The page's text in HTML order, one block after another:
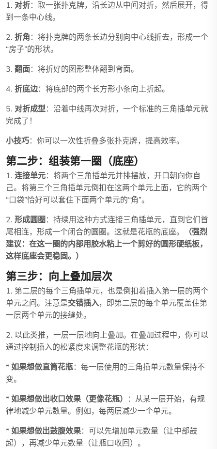
1. 对折：取一张扑克牌，沿长边从中间对折，然后展开，得
到一条中心线。
2. 折角：将扑克牌的两条长边分别向中心线折去，形成一个
“房子”的形状。
3. 翻面：将折好的图形整体翻到背面。
4. 折底边：将底部的两个长方形小条向上折起。
5. 对折成型：沿着中线再次对折，一个标准的三角插单元就
完成了！
小技巧：你可以一次性折叠多张扑克牌，提高效率。
第二步：组装第一圈（底座）
1. 连接单元：将两个三角插单元并排摆放，开口朝向你自
己。将第三个三角插单元倒扣在这两个单元上面，它的两个
“口袋”恰好可以套住下面两个单元的“角”。
2. 形成圆圈 ：持续用这种方式连接三角插单元，直到它们首
尾相连，形成一个闭合的圆圈。这就是花瓶的底座。
（强烈
建议：在这一圈的内部用胶水粘上一个剪好的圆形硬纸板，
这样底座会更稳固。）
第三步：向上叠加层次
1. 第二层的每个三角插单元，也是倒扣着插入第一层的两个
单元之间。注意是交错插入，即第二层的每个单元覆盖住第
一层两个单元的接缝处。
2. 以此类推，一层一层地向上叠加。在叠加过程中，你可以
通过控制插入的松紧度来调整花瓶的形状：
*如果想做直筒花瓶：每一层使用的三角插单元数量保持不
变。
*如果想做出收口效果（更像花瓶） ：从某一层开始，有规
律地减少单元数量。例如，每两层减少一个单元。
*如果想做出鼓腹效果：可以先增加单元数量（让中部鼓
起），再减少单元数量（让瓶口收回）。